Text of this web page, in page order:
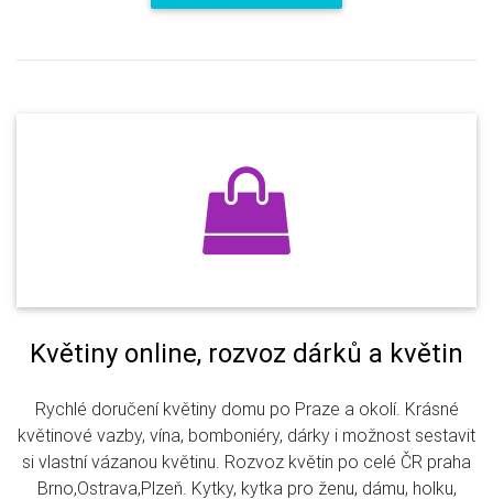
Květiny online, rozvoz dárků a květin
Rychlé doručení květiny domu po Praze a okolí. Krásné
květinové vazby, vína, bomboniéry, dárky i možnost sestavit
si vlastní vázanou květinu. Rozvoz květin po celé ČR praha
Brno,Ostrava,Plzeň. Kytky, kytka pro ženu, dámu, holku,